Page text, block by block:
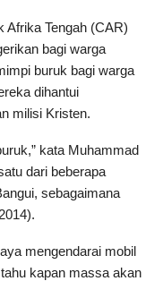
Afrika Tengah (CAR)
bagi warga
buruk bagi warga
dihantui
milisi Kristen.
kata Muhammad
dari beberapa
sebagaimana
mengendarai mobil
kapan massa akan